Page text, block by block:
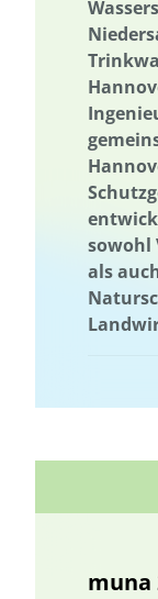
sowohl
als
muna